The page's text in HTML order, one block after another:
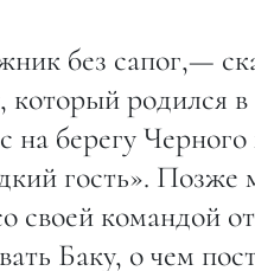
без сапог,—
родился в
берегу Черного
гость». Позже
своей командой
Баку, о чем